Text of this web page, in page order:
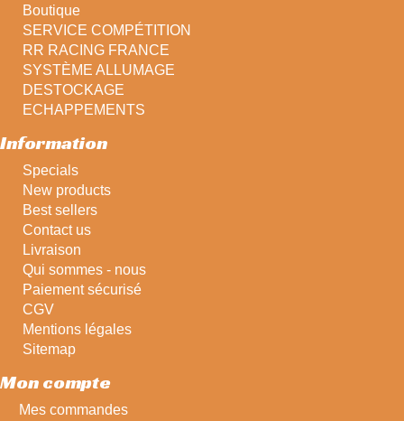
Boutique
SERVICE COMPÉTITION
RR RACING FRANCE
SYSTÈME ALLUMAGE
DESTOCKAGE
ECHAPPEMENTS
Information
Specials
New products
Best sellers
Contact us
Livraison
Qui sommes - nous
Paiement sécurisé
CGV
Mentions légales
Sitemap
Mon compte
Mes commandes